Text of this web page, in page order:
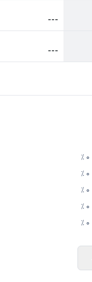
---
---
0
%
0
%
0
%
0
%
0
%